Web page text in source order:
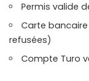
Permis valide
Carte
refusées)
Compte Turo